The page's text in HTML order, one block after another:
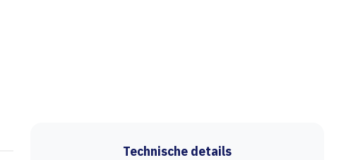
Technische details